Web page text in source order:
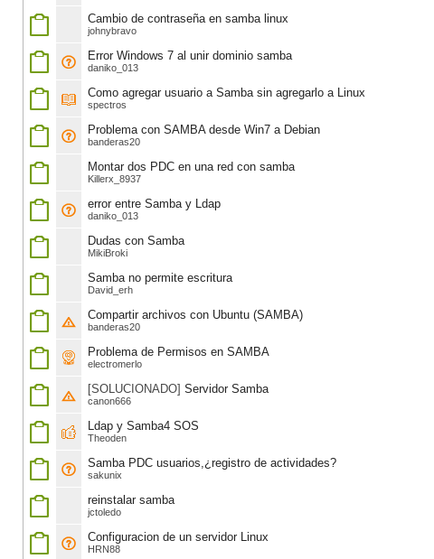
Cambio de contraseña en samba linux
johnybravo
Error Windows 7 al unir dominio samba
daniko_013
Como agregar usuario a Samba sin agregarlo a Linux
spectros
Problema con SAMBA desde Win7 a Debian
banderas20
Montar dos PDC en una red con samba
Killerx_8937
error entre Samba y Ldap
daniko_013
Dudas con Samba
MikiBroki
Samba no permite escritura
David_erh
Compartir archivos con Ubuntu (SAMBA)
banderas20
Problema de Permisos en SAMBA
electromerlo
[SOLUCIONADO] Servidor Samba
canon666
Ldap y Samba4 SOS
Theoden
Samba PDC usuarios,¿registro de actividades?
sakunix
reinstalar samba
jctoledo
Configuracion de un servidor Linux
HRN88